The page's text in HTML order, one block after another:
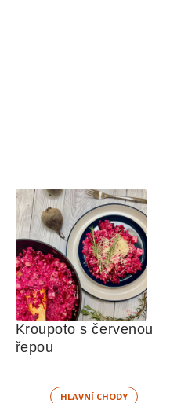
Kroupoto s červenou
řepou
HLAVNÍ CHODY